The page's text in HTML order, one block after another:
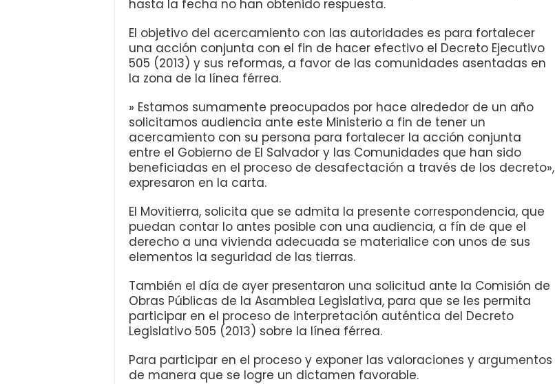
hasta la fecha no han obtenido respuesta.
El objetivo del acercamiento con las autoridades es para fortalecer
una acción conjunta con el fin de hacer efectivo el Decreto Ejecutivo
505 (2013) y sus reformas, a favor de las comunidades asentadas en
la zona de la línea férrea.
» Estamos sumamente preocupados por hace alrededor de un año
solicitamos audiencia ante este Ministerio a fin de tener un
acercamiento con su persona para fortalecer la acción conjunta
entre el Gobierno de El Salvador y las Comunidades que han sido
beneficiadas en el proceso de desafectación a través de los decreto»,
expresaron en la carta.
El Movitierra, solicita que se admita la presente correspondencia, que
puedan contar lo antes posible con una audiencia, a fín de que el
derecho a una vivienda adecuada se materialice con unos de sus
elementos la seguridad de las tierras.
También el día de ayer presentaron una solicitud ante la Comisión de
Obras Públicas de la Asamblea Legislativa, para que se les permita
participar en el proceso de interpretación auténtica del Decreto
Legislativo 505 (2013) sobre la línea férrea.
Para participar en el proceso y exponer las valoraciones y argumentos
de manera que se logre un dictamen favorable.